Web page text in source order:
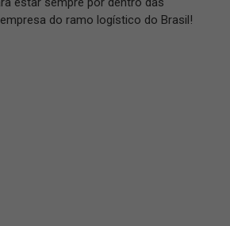
do ramo logístico do Brasil!